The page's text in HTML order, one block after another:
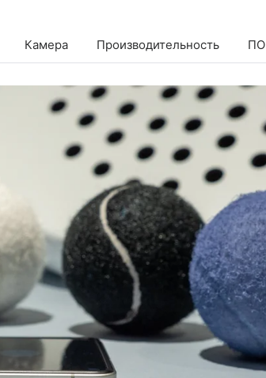
Камера Производительность ПО